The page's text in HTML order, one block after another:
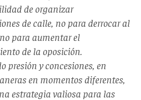
de organizar
de calle, no para derrocar al
para aumentar el
de la oposición.
presión y concesiones, en
en momentos diferentes,
estrategia valiosa para las